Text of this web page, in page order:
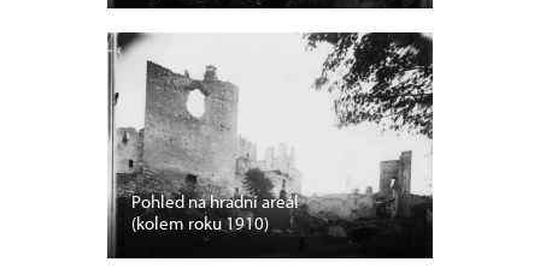
Pohled na hradní areál
(kolem roku 1910)